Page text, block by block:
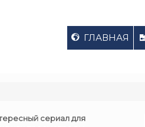
ГЛАВНАЯ
сериал для